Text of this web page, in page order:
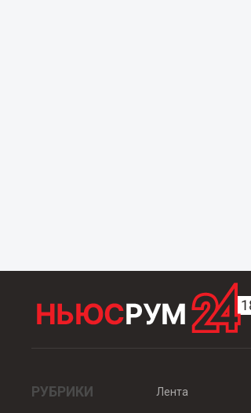
РУБРИКИ
Лента